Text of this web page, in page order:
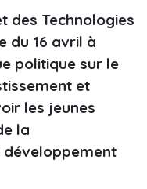
des Technologies
du 16 avril à
politique sur le
et
les jeunes
la